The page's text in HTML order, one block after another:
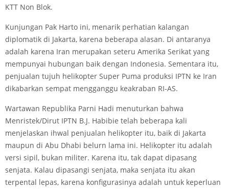
KTT Non Blok.
Kunjungan Pak Harto ini, menarik perhatian kalangan
diplomatik di Jakarta, karena beberapa alasan. Di antaranya
adalah karena Iran merupakan seteru Amerika Serikat yang
mempunyai hubungan baik dengan Indonesia. Sementara itu,
penjualan tujuh helikopter Super Puma produksi IPTN ke Iran
dikabarkan sempat mengganggu keakraban RI-AS.
Wartawan Republika Parni Hadi menuturkan bahwa
Menristek/Dirut IPTN B.J. Habibie telah beberapa kali
menjelaskan ihwal penjualan helikopter itu, baik di Jakarta
maupun di Abu Dhabi belurn lama ini. Helikopter itu adalah
versi sipil, bukan militer. Karena itu, tak dapat dipasang
senjata. Kalau dipasangi senjata, maka senjata itu akan
terpental lepas, karena konfigurasinya adalah untuk keperluan